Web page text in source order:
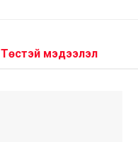
Төстэй мэдээлэл